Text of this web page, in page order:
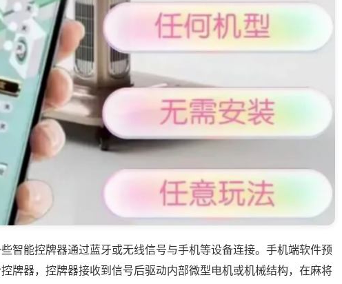
智能控牌器通过蓝牙或无线信号与手机等设备连接。手机端软件预
牌器，控牌器接收到信号后驱动内部微型电机或机械结构，在麻将